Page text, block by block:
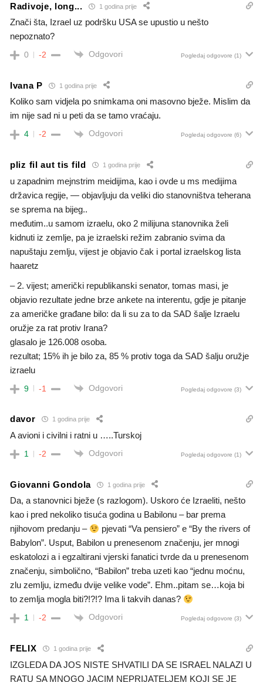
Radivoje, long... 1 godina prije
Znači šta, Izrael uz podršku USA se upustio u nešto
nepoznato?
0 -2 Odgovori Pogledaj odgovore (1)
Ivana P 1 godina prije
Koliko sam vidjela po snimkama oni masovno bježe. Mislim da
im nije sad ni u peti da se tamo vraćaju.
4 -2 Odgovori Pogledaj odgovore (6)
pliz fil aut tis fild 1 godina prije
u zapadnim mejnstrim meidijima, kao i ovde u ms medijima
državica regije, — objavljuju da veliki dio stanovništva teherana
se sprema na bijeg..
međutim..u samom izraelu, oko 2 milijuna stanovnika želi
kidnuti iz zemlje, pa je izraelski režim zabranio svima da
napuštaju zemlju, vijest je objavio čak i portal izraelskog lista
haaretz
– 2. vijest; američki republikanski senator, tomas masi, je
objavio rezultate jedne brze ankete na interentu, gdje je pitanje
za američke građane bilo: da li su za to da SAD šalje Izraelu
oružje za rat protiv Irana?
glasalo je 126.008 osoba.
rezultat; 15% ih je bilo za, 85 % protiv toga da SAD šalju oružje
izraelu
9 -1 Odgovori Pogledaj odgovore (3)
davor 1 godina prije
A avioni i civilni i ratni u …..Turskoj
1 -2 Odgovori Pogledaj odgovore (1)
Giovanni Gondola 1 godina prije
Da, a stanovnici bježe (s razlogom). Uskoro će Izraeliti, nešto
kao i pred nekoliko tisuća godina u Babilonu – bar prema
njihovom predanju –
pjevati “Va pensiero” e “By the rivers of
Babylon”. Usput, Babilon u prenesenom značenju, jer mnogi
eskatolozi a i egzaltirani vjerski fanatici tvrde da u prenesenom
značenju, simbolično, “Babilon” treba uzeti kao “jednu moćnu,
zlu zemlju, između dvije velike vode”. Ehm..pitam se…koja bi
to zemlja mogla biti?!?!? Ima li takvih danas?
1 -2 Odgovori Pogledaj odgovore (3)
FELIX 1 godina prije
IZGLEDA DA JOS NISTE SHVATILI DA SE ISRAEL NALAZI U
RATU SA MNOGO JACIM NEPRIJATELJEM KOJI SE JE